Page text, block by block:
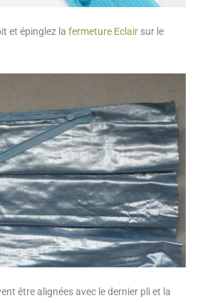
et épinglez la fermeture Eclair sur le
être alignées avec le dernier pli et la